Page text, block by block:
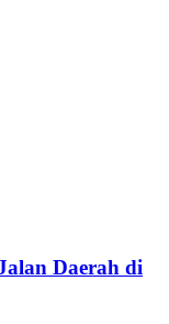
Daerah di